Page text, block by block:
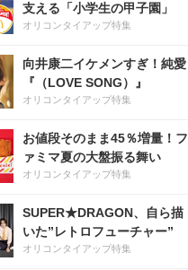
支える「小学生の甲子園」
オリコンタイアップ特集
向井康二イケメンすぎ！純愛
『（LOVE SONG）』
オリコンタイアップ特集
お値段そのまま45％増量！フ
ァミマ夏の大盤振る舞い
オリコンタイアップ特集
SUPER★DRAGON、自ら描
いた”レトロフューチャー”
オリコンタイアップ特集